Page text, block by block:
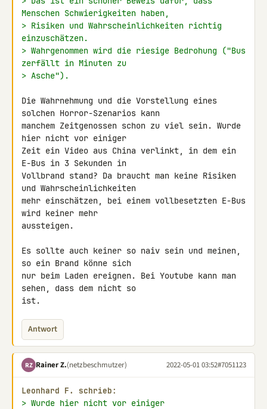
Menschen Schwierigkeiten haben,
> Risiken und Wahrscheinlichkeiten richtig
einzuschätzen.
> Wahrgenommen wird die riesige Bedrohung ("Bus
zerfällt in Minuten zu
> Asche").
Die Wahrnehmung und die Vorstellung eines
solchen Horror-Szenarios kann
manchem Zeitgenossen schon zu viel sein. Wurde
hier nicht vor einiger
Zeit ein Video aus China verlinkt, in dem ein
E-Bus in 3 Sekunden in
Vollbrand stand? Da braucht man keine Risiken
und Wahrscheinlichkeiten
mehr einschätzen, bei einem vollbesetzten E-Bus
wird keiner mehr
aussteigen.
Es sollte auch keiner so naiv sein und meinen,
so ein Brand könne sich
nur beim Laden ereignen. Bei Youtube kann man
sehen, dass dem nicht so
ist.
Antwort
RZ Rainer Z.(netzbeschmutzer) 2022-05-01 03:52#7051123
Leonhard F. schrieb:
> Wurde hier nicht vor einiger